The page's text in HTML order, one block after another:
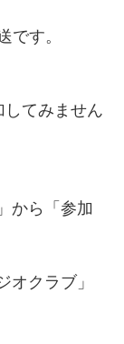
す。
てみません
から「参加
クラブ」